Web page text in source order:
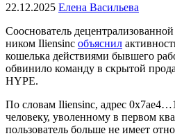
22.12.2025 Елена Васильева
Сооснователь
ником Iliensinc объяснил
кошелька действиями бывшего
обвинило команду в скрытой
HYPE.
По словам Iliensinc, адрес
человеку, уволенному в первом
пользователь больше не имеет